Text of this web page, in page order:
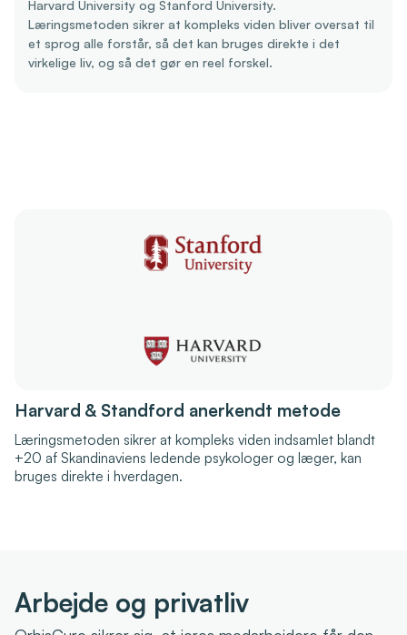
Harvard University og Stanford University.
Læringsmetoden sikrer at kompleks viden bliver oversat til
et sprog alle forstår, så det kan bruges direkte i det
virkelige liv, og så det gør en reel forskel.
Harvard & Standford anerkendt metode
Læringsmetoden sikrer at kompleks viden indsamlet blandt
+20 af Skandinaviens ledende psykologer og læger, kan
bruges direkte i hverdagen.
Arbejde og privatliv